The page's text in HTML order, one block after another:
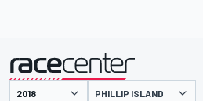
PHILLIP ISLAND